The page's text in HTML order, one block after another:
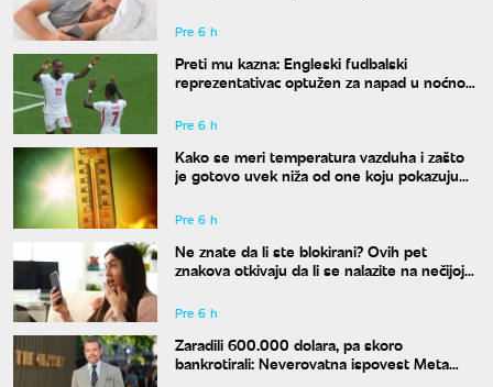
Pre 6 h
Preti mu kazna: Engleski fudbalski
reprezentativac optužen za napad u noćnom
Pre 6 h
Kako se meri temperatura vazduha i zašto
je gotovo uvek niža od one koju pokazuju
Pre 6 h
Ne znate da li ste blokirani? Ovih pet
znakova otkivaju da li se nalazite na nečijoj
Pre 6 h
Zaradili 600.000 dolara, pa skoro
bankrotirali: Neverovatna ispovest Meta